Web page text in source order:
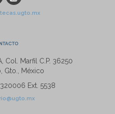
Col. Marfil C.P. 36250
Gto., México
Ext. 5538